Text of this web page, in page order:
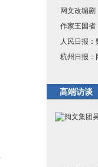
网文改编
作家王国省
人民日报：
杭州日报：
高端访谈